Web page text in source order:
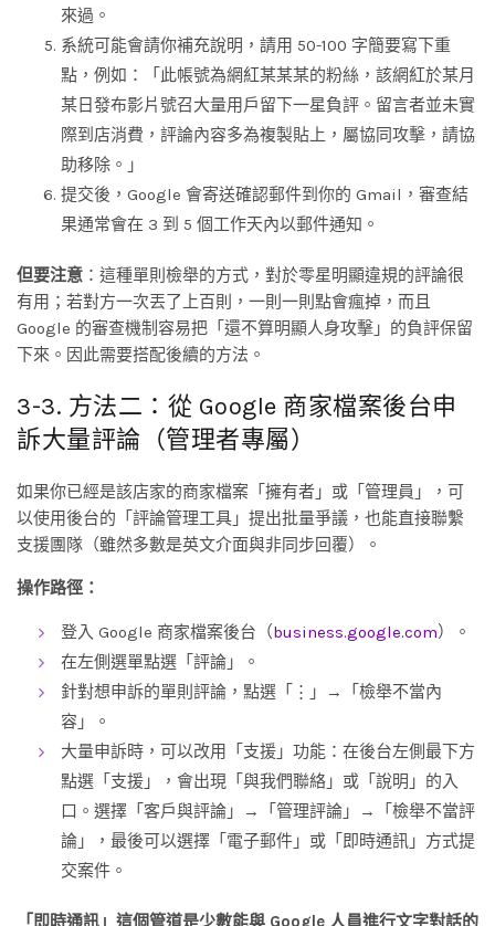
來過。
系統可能會請你補充說明，請用 50-100 字簡要寫下重
點，例如：「此帳號為網紅某某某的粉絲，該網紅於某月
某日發布影片號召大量用戶留下一星負評。留言者並未實
際到店消費，評論內容多為複製貼上，屬協同攻擊，請協
助移除。」
提交後，Google 會寄送確認郵件到你的 Gmail，審查結
果通常會在 3 到 5 個工作天內以郵件通知。
但要注意 ：這種單則檢舉的方式，對於零星明顯違規的評論很
有用；若對方一次丟了上百則，一則一則點會瘋掉，而且
Google 的審查機制容易把「還不算明顯人身攻擊」的負評保留
下來。因此需要搭配後續的方法。
3-3. 方法二：從 Google 商家檔案後台申
訴大量評論（管理者專屬）
如果你已經是該店家的商家檔案「擁有者」或「管理員」，可
以使用後台的「評論管理工具」提出批量爭議，也能直接聯繫
支援團隊（雖然多數是英文介面與非同步回覆）。
操作路徑：
登入 Google 商家檔案後台（business.google.com）。
在左側選單點選「評論」。
針對想申訴的單則評論，點選「⋮」→「檢舉不當內
容」。
大量申訴時，可以改用「支援」功能：在後台左側最下方
點選「支援」，會出現「與我們聯絡」或「說明」的入
口。選擇「客戶與評論」→「管理評論」→「檢舉不當評
論」，最後可以選擇「電子郵件」或「即時通訊」方式提
交案件。
「即時通訊」這個管道是少數能與 Google 人員進行文字對話的